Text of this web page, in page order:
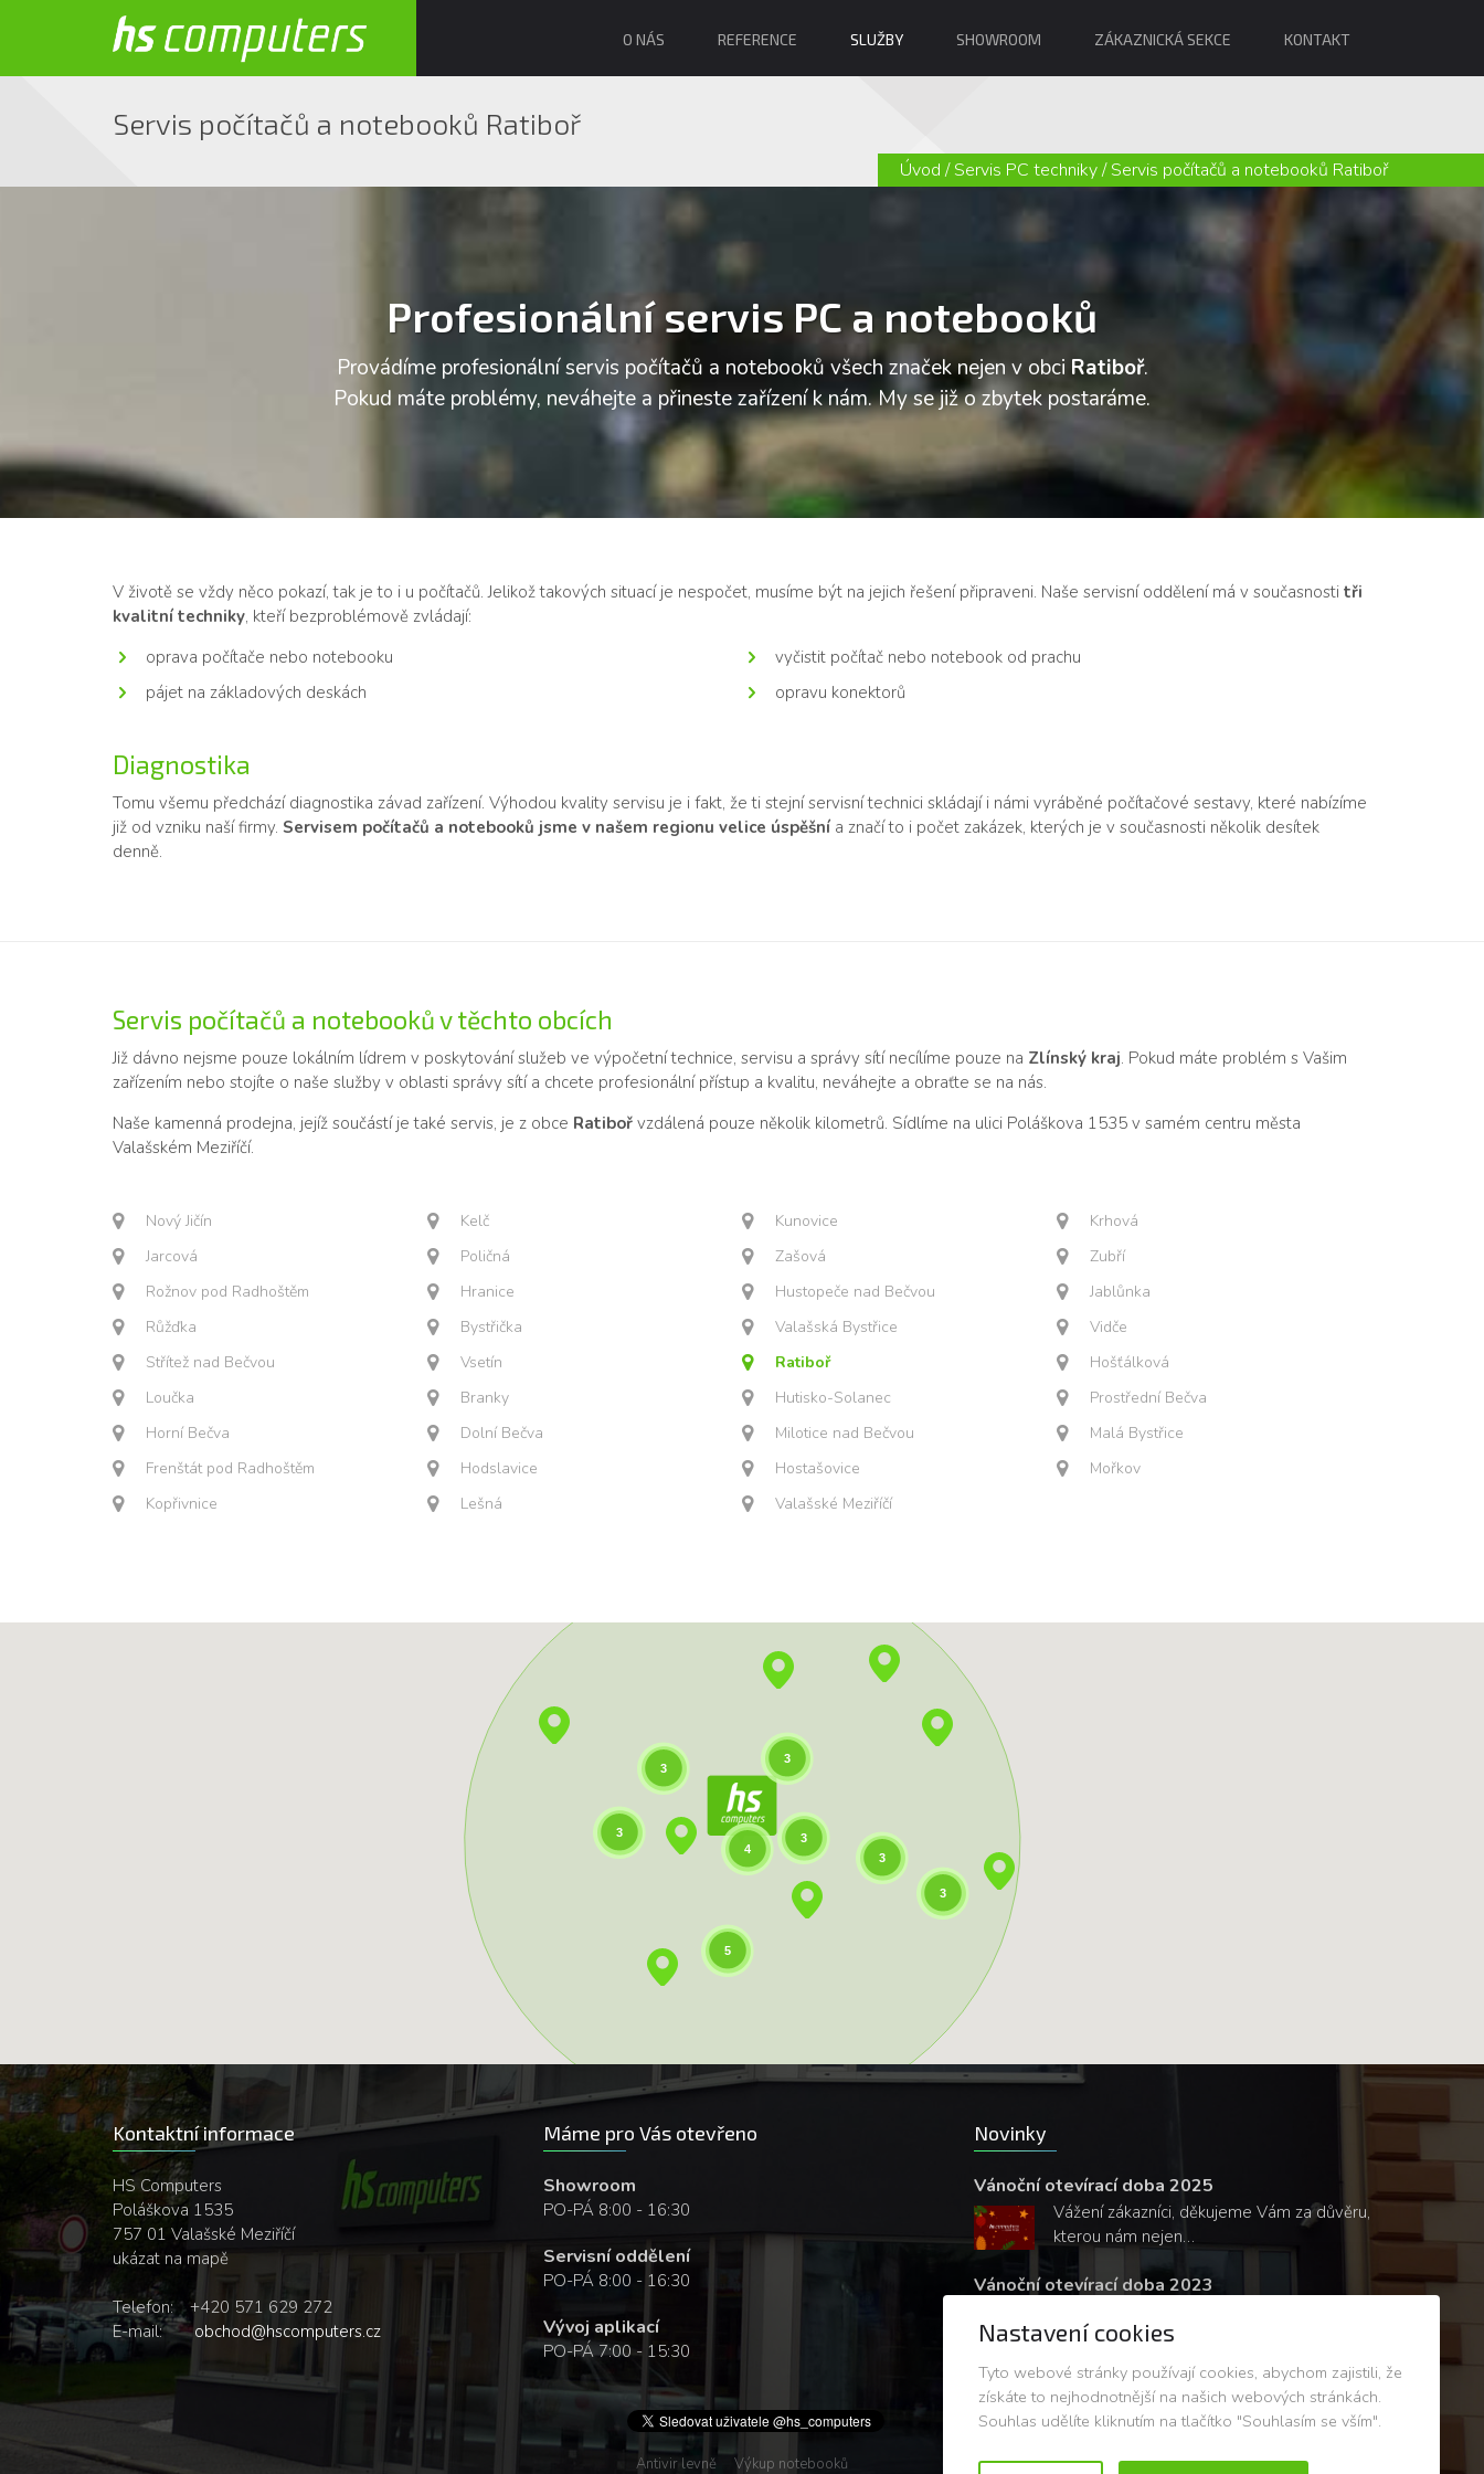
O NÁS REFERENCE SLUŽBY SHOWROOM ZÁKAZNICKÁ SEKCE KONTAKT
Servis počítačů a notebooků Ratiboř
Úvod/Servis PC techniky/Servis počítačů a notebooků Ratiboř
Profesionální servis PC a notebooků
Provádíme profesionální servis počítačů a notebooků všech značek nejen v obci Ratiboř.
Pokud máte problémy, neváhejte a přineste zařízení k nám. My se již o zbytek postaráme.
V životě se vždy něco pokazí, tak je to i u počítačů. Jelikož takových situací je nespočet, musíme být na jejich řešení připraveni. Naše servisní oddělení má v současnosti tři
kvalitní techniky, kteří bezproblémově zvládají:
oprava počítače nebo notebooku
vyčistit počítač nebo notebook od prachu
pájet na základových deskách
opravu konektorů
Diagnostika
Tomu všemu předchází diagnostika závad zařízení. Výhodou kvality servisu je i fakt, že ti stejní servisní technici skládají i námi vyráběné počítačové sestavy, které nabízíme
již od vzniku naší firmy. Servisem počítačů a notebooků jsme v našem regionu velice úspěšní a značí to i počet zakázek, kterých je v současnosti několik desítek
denně.
Servis počítačů a notebooků v těchto obcích
Již dávno nejsme pouze lokálním lídrem v poskytování služeb ve výpočetní technice, servisu a správy sítí necílíme pouze na Zlínský kraj. Pokud máte problém s Vašim
zařízením nebo stojíte o naše služby v oblasti správy sítí a chcete profesionální přístup a kvalitu, neváhejte a obraťte se na nás.
Naše kamenná prodejna, jejíž součástí je také servis, je z obce Ratiboř vzdálená pouze několik kilometrů. Sídlíme na ulici Poláškova 1535 v samém centru města
Valašském Meziříčí.
Nový Jičín Kelč Kunovice
Krhová
Jarcová
Poličná Zašová
Zubří
Rožnov pod Radhoštěm
Hranice Hustopeče nad Bečvou
Jablůnka
Růžďka
Bystřička Valašská Bystřice
Vidče
Střítež nad Bečvou
Vsetín Ratiboř
Hošťálková
Loučka
Branky Hutisko-Solanec
Prostřední Bečva
Horní Bečva
Dolní Bečva Milotice nad Bečvou
Malá Bystřice
Frenštát pod Radhoštěm
Hodslavice Hostašovice
Mořkov
Kopřivnice
Lešná Valašské Meziříčí
3
4
3
3
3
5
3
3
Kontaktní informace
HS Computers
Poláškova 1535
757 01 Valašské Meziříčí
ukázat na mapě
Telefon:
+420 571 629 272
E-mail:
obchod@hscomputers.cz
Máme pro Vás otevřeno
Showroom
PO-PÁ 8:00 - 16:30
Servisní oddělení
PO-PÁ 8:00 - 16:30
Vývoj aplikací
PO-PÁ 7:00 - 15:30
Novinky
Vánoční otevírací doba 2025
Vážení zákazníci, děkujeme Vám za důvěru,
kterou nám nejen…
Vánoční otevírací doba 2023
kterou nám nejen…
Antivir levně Výkup notebooků
Nastavení cookies
Tyto webové stránky používají cookies, abychom zajistili, že
získáte to nejhodnotnější na našich webových stránkách.
Souhlas udělíte kliknutím na tlačítko "Souhlasím se vším".